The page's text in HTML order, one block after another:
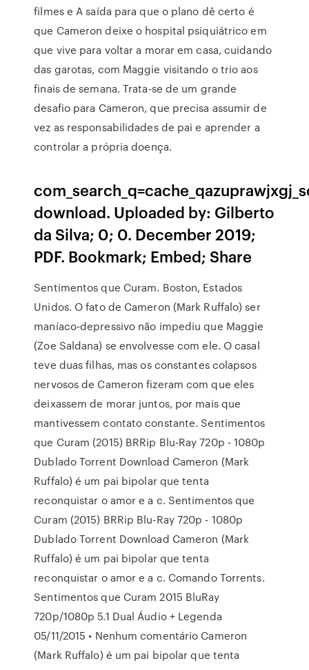
filmes e A saída para que o plano dê certo é
que Cameron deixe o hospital psiquiátrico em
que vive para voltar a morar em casa, cuidando
das garotas, com Maggie visitando o trio aos
finais de semana. Trata-se de um grande
desafio para Cameron, que precisa assumir de
vez as responsabilidades de pai e aprender a
controlar a própria doença.
download. Uploaded by: Gilberto
da Silva; 0; 0. December 2019;
PDF. Bookmark; Embed; Share
Sentimentos que Curam. Boston, Estados
Unidos. O fato de Cameron (Mark Ruffalo) ser
maníaco-depressivo não impediu que Maggie
(Zoe Saldana) se envolvesse com ele. O casal
teve duas filhas, mas os constantes colapsos
nervosos de Cameron fizeram com que eles
deixassem de morar juntos, por mais que
mantivessem contato constante. Sentimentos
que Curam (2015) BRRip Blu-Ray 720p - 1080p
Dublado Torrent Download Cameron (Mark
Ruffalo) é um pai bipolar que tenta
reconquistar o amor e a c. Sentimentos que
Curam (2015) BRRip Blu-Ray 720p - 1080p
Dublado Torrent Download Cameron (Mark
Ruffalo) é um pai bipolar que tenta
reconquistar o amor e a c. Comando Torrents.
Sentimentos que Curam 2015 BluRay
720p/1080p 5.1 Dual Áudio + Legenda
05/11/2015 • Nenhum comentário Cameron
(Mark Ruffalo) é um pai bipolar que tenta